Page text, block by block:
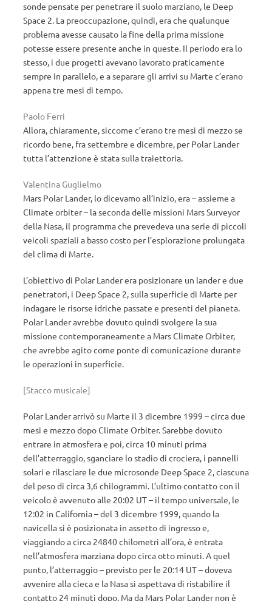
sonde pensate per penetrare il suolo marziano, le Deep
Space 2. La preoccupazione, quindi, era che qualunque
problema avesse causato la fine della prima missione
potesse essere presente anche in queste. Il periodo era lo
stesso, i due progetti avevano lavorato praticamente
sempre in parallelo, e a separare gli arrivi su Marte c’erano
appena tre mesi di tempo.
Paolo Ferri
Allora, chiaramente, siccome c’erano tre mesi di mezzo se
ricordo bene, fra settembre e dicembre, per Polar Lander
tutta l’attenzione è stata sulla traiettoria.
Valentina Guglielmo
Mars Polar Lander, lo dicevamo all’inizio, era – assieme a
Climate orbiter – la seconda delle missioni Mars Surveyor
della Nasa, il programma che prevedeva una serie di piccoli
veicoli spaziali a basso costo per l’esplorazione prolungata
del clima di Marte.
L’obiettivo di Polar Lander era posizionare un lander e due
penetratori, i Deep Space 2, sulla superficie di Marte per
indagare le risorse idriche passate e presenti del pianeta.
Polar Lander avrebbe dovuto quindi svolgere la sua
missione contemporaneamente a Mars Climate Orbiter,
che avrebbe agito come ponte di comunicazione durante
le operazioni in superficie.
[Stacco musicale]
Polar Lander arrivò su Marte il 3 dicembre 1999 – circa due
mesi e mezzo dopo Climate Orbiter. Sarebbe dovuto
entrare in atmosfera e poi, circa 10 minuti prima
dell’atterraggio, sganciare lo stadio di crociera, i pannelli
solari e rilasciare le due microsonde Deep Space 2, ciascuna
del peso di circa 3,6 chilogrammi. L’ultimo contatto con il
veicolo è avvenuto alle 20:02 UT – il tempo universale, le
12:02 in California – del 3 dicembre 1999, quando la
navicella si è posizionata in assetto di ingresso e,
viaggiando a circa 24840 chilometri all’ora, è entrata
nell’atmosfera marziana dopo circa otto minuti. A quel
punto, l’atterraggio – previsto per le 20:14 UT – doveva
avvenire alla cieca e la Nasa si aspettava di ristabilire il
contatto 24 minuti dopo. Ma da Mars Polar Lander non è